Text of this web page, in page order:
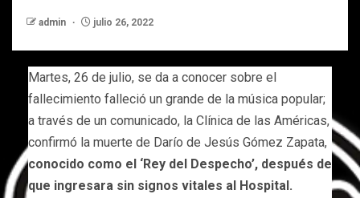
admin julio 26, 2022
Martes, 26 de julio, se da a conocer sobre el
fallecimiento falleció un grande de la música popular;
a través de un comunicado, la Clínica de las Américas,
confirmó la muerte de Darío de Jesús Gómez Zapata,
conocido como el ‘Rey del Despecho’, después de
que ingresara sin signos vitales al Hospital.